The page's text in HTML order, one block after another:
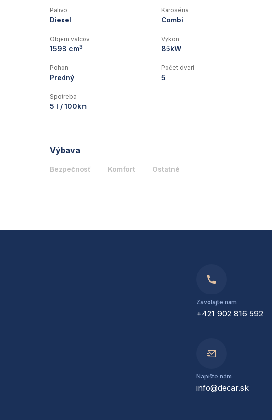
Palivo
Diesel
Karoséria
Combi
Objem valcov
1598 cm3
Výkon
85kW
Pohon
Predný
Počet dverí
5
Spotreba
5 l / 100km
Výbava
Bezpečnosť Komfort Ostatné
Zavolajte nám
+421 902 816 592
Napíšte nám
info@decar.sk